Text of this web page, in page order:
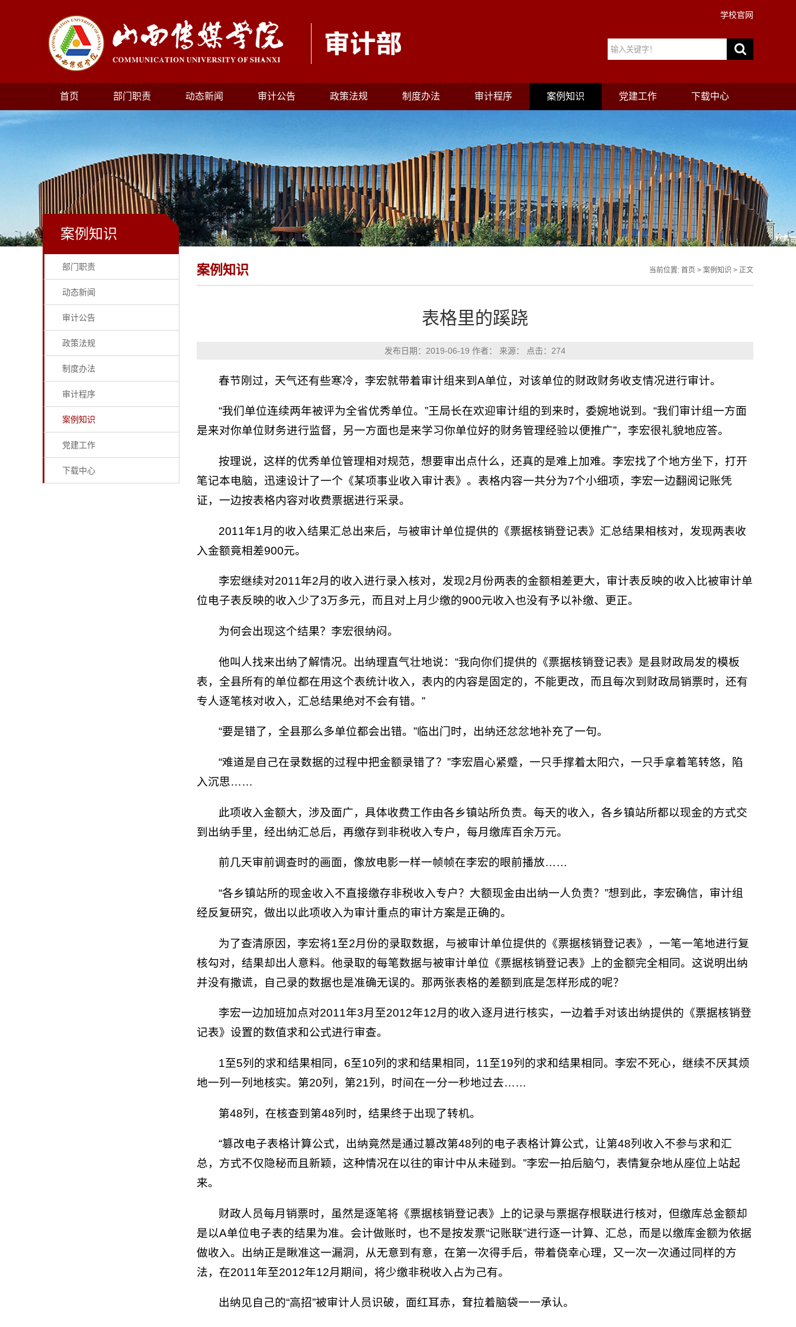
学校官网
首页 部门职责 动态新闻 审计公告 政策法规 制度办法 审计程序 案例知识 党建工作 下载中心
案例知识
部门职责
动态新闻
审计公告
政策法规
制度办法
审计程序
案例知识
党建工作
下载中心
案例知识 当前位置: 首页 > 案例知识 > 正文
表格里的蹊跷
发布日期：2019-06-19 作者： 来源： 点击： 274
春节刚过，天气还有些寒冷，李宏就带着审计组来到A单位，对该单位的财政财务收支情况进行审计。
“我们单位连续两年被评为全省优秀单位。”王局长在欢迎审计组的到来时，委婉地说到。“我们审计组一方面
是来对你单位财务进行监督，另一方面也是来学习你单位好的财务管理经验以便推广”，李宏很礼貌地应答。
按理说，这样的优秀单位管理相对规范，想要审出点什么，还真的是难上加难。李宏找了个地方坐下，打开
笔记本电脑，迅速设计了一个《某项事业收入审计表》。表格内容一共分为7个小细项，李宏一边翻阅记账凭
证，一边按表格内容对收费票据进行采录。
2011年1月的收入结果汇总出来后，与被审计单位提供的《票据核销登记表》汇总结果相核对，发现两表收
入金额竟相差900元。
李宏继续对2011年2月的收入进行录入核对，发现2月份两表的金额相差更大，审计表反映的收入比被审计单
位电子表反映的收入少了3万多元，而且对上月少缴的900元收入也没有予以补缴、更正。
为何会出现这个结果？李宏很纳闷。
他叫人找来出纳了解情况。出纳理直气壮地说：“我向你们提供的《票据核销登记表》是县财政局发的模板
表，全县所有的单位都在用这个表统计收入，表内的内容是固定的，不能更改，而且每次到财政局销票时，还有
专人逐笔核对收入，汇总结果绝对不会有错。”
“要是错了，全县那么多单位都会出错。”临出门时，出纳还忿忿地补充了一句。
“难道是自己在录数据的过程中把金额录错了？”李宏眉心紧蹙，一只手撑着太阳穴，一只手拿着笔转悠，陷
入沉思……
此项收入金额大，涉及面广，具体收费工作由各乡镇站所负责。每天的收入，各乡镇站所都以现金的方式交
到出纳手里，经出纳汇总后，再缴存到非税收入专户，每月缴库百余万元。
前几天审前调查时的画面，像放电影一样一帧帧在李宏的眼前播放……
“各乡镇站所的现金收入不直接缴存非税收入专户？大额现金由出纳一人负责？”想到此，李宏确信，审计组
经反复研究，做出以此项收入为审计重点的审计方案是正确的。
为了查清原因，李宏将1至2月份的录取数据，与被审计单位提供的《票据核销登记表》，一笔一笔地进行复
核勾对，结果却出人意料。他录取的每笔数据与被审计单位《票据核销登记表》上的金额完全相同。这说明出纳
并没有撒谎，自己录的数据也是准确无误的。那两张表格的差额到底是怎样形成的呢？
李宏一边加班加点对2011年3月至2012年12月的收入逐月进行核实，一边着手对该出纳提供的《票据核销登
记表》设置的数值求和公式进行审查。
1至5列的求和结果相同，6至10列的求和结果相同，11至19列的求和结果相同。李宏不死心，继续不厌其烦
地一列一列地核实。第20列，第21列，时间在一分一秒地过去……
第48列，在核查到第48列时，结果终于出现了转机。
“篡改电子表格计算公式，出纳竟然是通过篡改第48列的电子表格计算公式，让第48列收入不参与求和汇
总，方式不仅隐秘而且新颖，这种情况在以往的审计中从未碰到。”李宏一拍后脑勺，表情复杂地从座位上站起
来。
财政人员每月销票时，虽然是逐笔将《票据核销登记表》上的记录与票据存根联进行核对，但缴库总金额却
是以A单位电子表的结果为准。会计做账时，也不是按发票“记账联”进行逐一计算、汇总，而是以缴库金额为依据
做收入。出纳正是瞅准这一漏洞，从无意到有意，在第一次得手后，带着侥幸心理，又一次一次通过同样的方
法，在2011年至2012年12月期间，将少缴非税收入占为己有。
出纳见自己的“高招”被审计人员识破，面红耳赤，耷拉着脑袋一一承认。